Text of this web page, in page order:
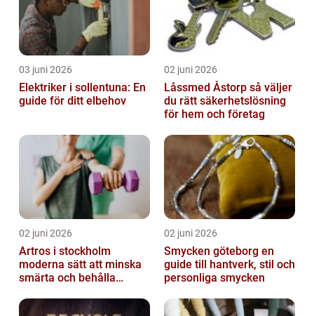
03 juni 2026
Elektriker i sollentuna: En
guide för ditt elbehov
02 juni 2026
Låssmed Åstorp så väljer
du rätt säkerhetslösning
för hem och företag
02 juni 2026
Artros i stockholm
moderna sätt att minska
smärta och behålla
02 juni 2026
Smycken göteborg en
guide till hantverk, stil och
personliga smycken